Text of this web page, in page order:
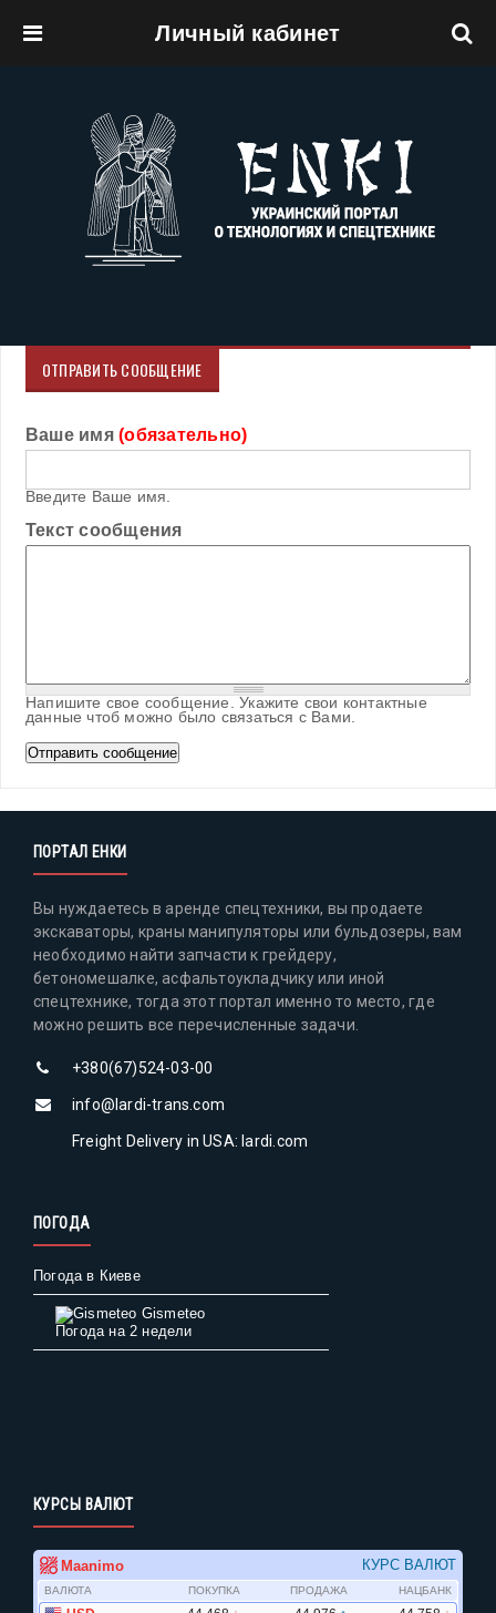
Личный кабинет
ОТПРАВИТЬ СООБЩЕНИЕ
Ваше имя(обязательно)
Введите Ваше имя.
Текст сообщения
Напишите свое сообщение. Укажите свои контактные
данные чтоб можно было связаться с Вами.
ПОРТАЛ ЕНКИ
Вы нуждаетесь в аренде спецтехники, вы продаете
экскаваторы, краны манипуляторы или бульдозеры, вам
необходимо найти запчасти к грейдеру,
бетономешалке, асфальтоукладчику или иной
спецтехнике, тогда этот портал именно то место, где
можно решить все перечисленные задачи.
+380(67)524-03-00
info@lardi-trans.com
Freight Delivery in USA: lardi.com
ПОГОДА
Погода в Киеве
Gismeteo
Погода на 2 недели
КУРСЫ ВАЛЮТ